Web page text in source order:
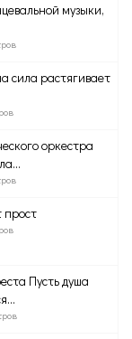
музыки,
сила растягивает
оркестра
прост
Пусть душа